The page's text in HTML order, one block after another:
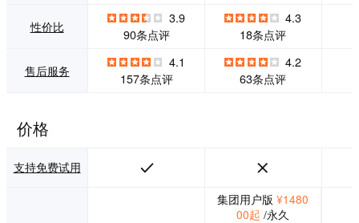
性价比
3.9
90条点评
4.3
18条点评
售后服务
4.1
157条点评
4.2
63条点评
价格
支持免费试用
集团用户版 ¥1480
00起 /永久